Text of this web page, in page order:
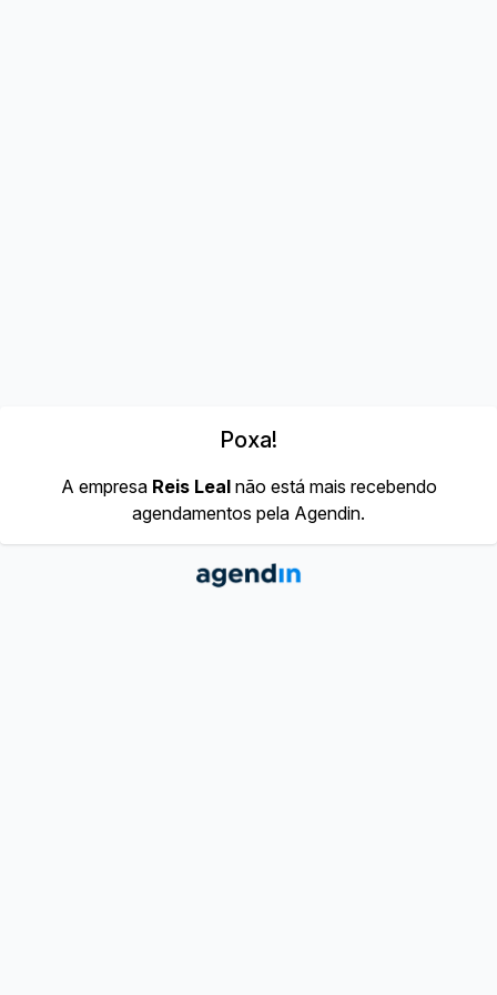
Poxa!
A empresa Reis Lealnão está mais recebendo
agendamentos pela Agendin.